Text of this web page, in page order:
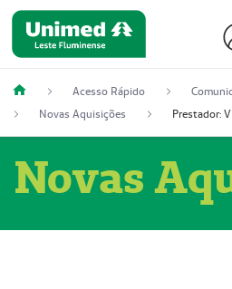
Acesso Rápido
Novas Aquisições
Novas